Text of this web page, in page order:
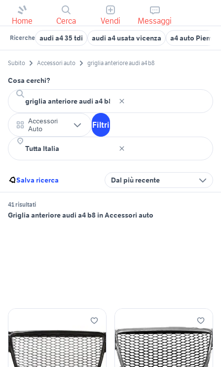
Home Cerca Vendi Messaggi
Ricerche audi a4 35 tdi audi a4 usata vicenza a4 auto
Subito Accessori auto griglia anteriore audi a4 b8
Cosa cerchi?
Accessori
Auto
Filtri
Salva ricerca Dal più recente
41 risultati
Griglia anteriore audi a4 b8 in Accessori auto